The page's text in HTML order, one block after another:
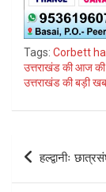
Tags: Corbett
उत्तराखंड की आज
उत्तराखंड की बड़ी
Post
navigation
हल्द्वानीः